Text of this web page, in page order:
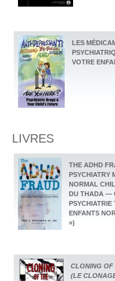
LES
VOTRE
LIVRES
THE ADHD
PSYCHIATRY
NORMAL
DU THADA —
ENFANTS
»)
CLONING OF
(LE